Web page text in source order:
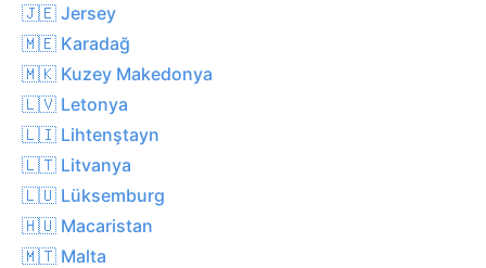
🇯🇪 Jersey
🇲🇪 Karadağ
🇲🇰 Kuzey Makedonya
🇱🇻 Letonya
🇱🇮 Lihtenştayn
🇱🇹 Litvanya
🇱🇺 Lüksemburg
🇭🇺 Macaristan
🇲🇹 Malta